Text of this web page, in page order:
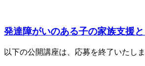
発達障がいのある子の家族支援
以下の公開講座は、応募を終了いたし